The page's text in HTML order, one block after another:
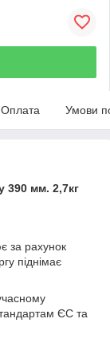
Оплата Умови
390 мм. 2,7кг
за рахунок
піднімає
ЄС та